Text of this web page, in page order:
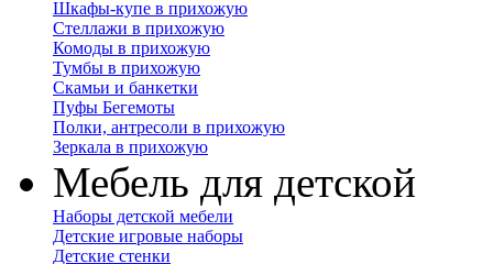
Шкафы-купе в прихожую
Стеллажи в прихожую
Комоды в прихожую
Тумбы в прихожую
Скамьи и банкетки
Пуфы Бегемоты
Полки, антресоли в прихожую
Зеркала в прихожую
Мебель для детской
Наборы детской мебели
Детские игровые наборы
Детские стенки